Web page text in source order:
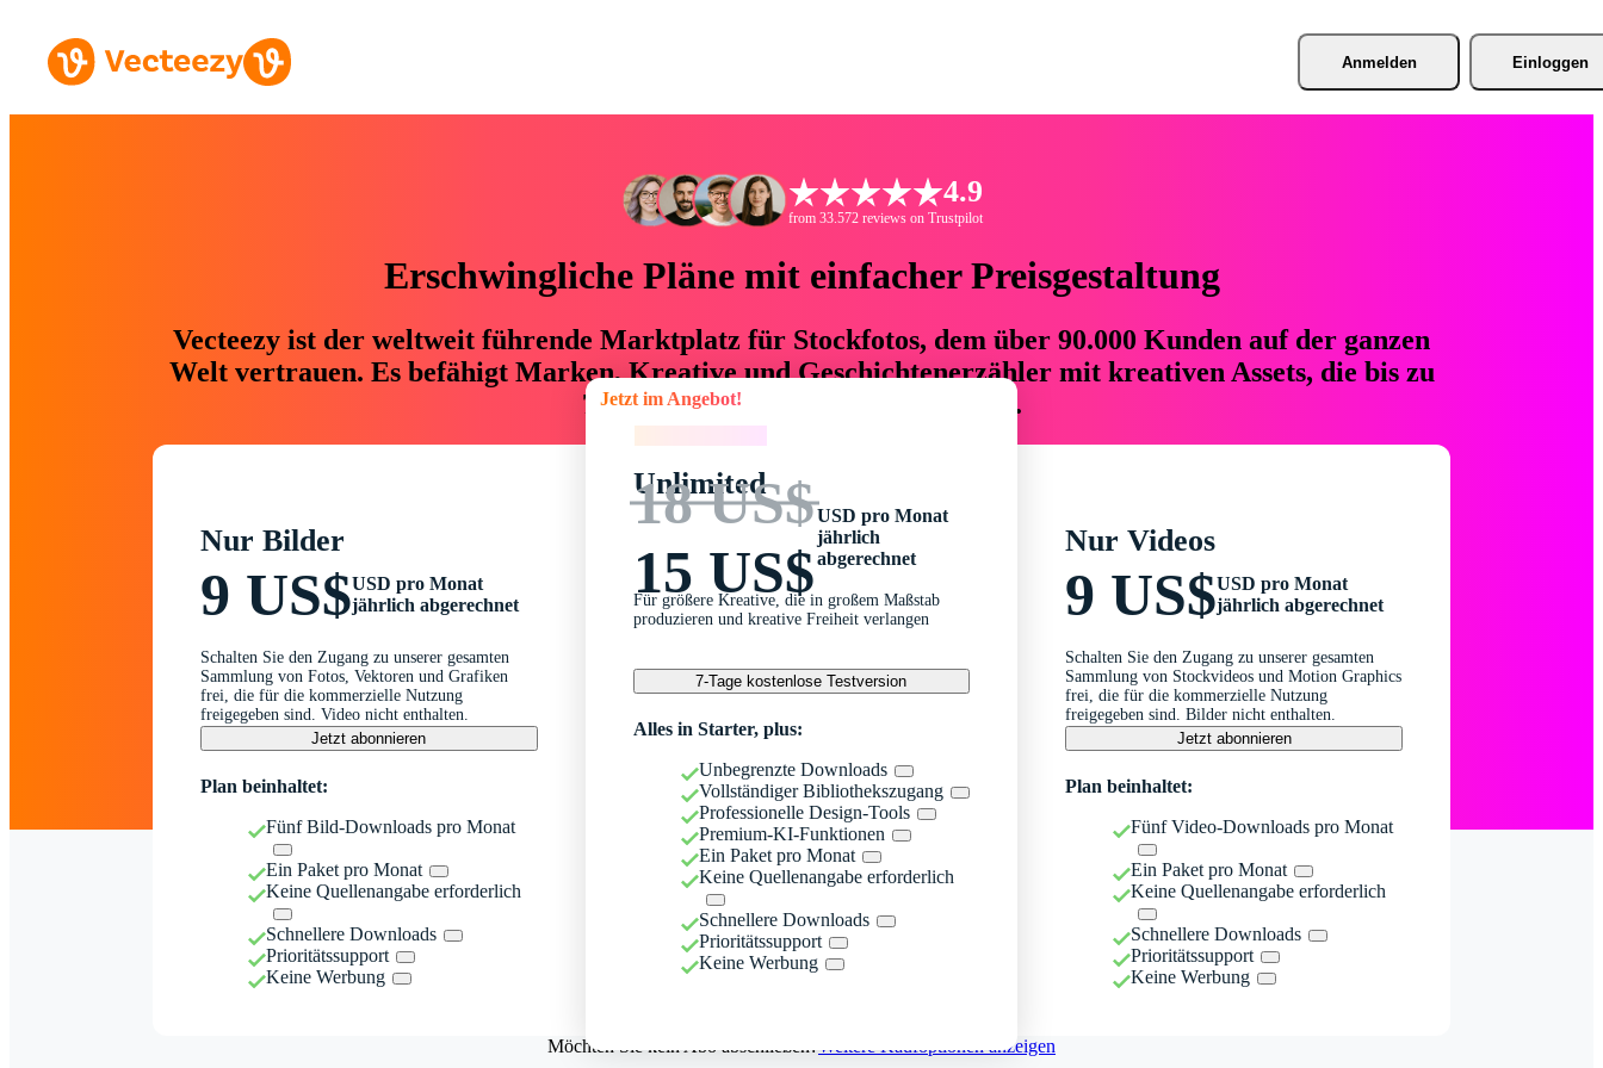
Anmelden Einloggen
4.9
from 33.572 reviews on Trustpilot
Erschwingliche Pläne mit einfacher Preisgestaltung
Vecteezy ist der weltweit führende Marktplatz für Stockfotos, dem über 90.000 Kunden auf der ganzen
Welt vertrauen. Es befähigt Marken, Kreative und Geschichtenerzähler mit kreativen Assets, die bis zu
76 % an Zeit und Budget einsparen.
Nur Bilder
9 US$USD pro Monat
jährlich abgerechnet
Schalten Sie den Zugang zu unserer gesamten
Sammlung von Fotos, Vektoren und Grafiken
frei, die für die kommerzielle Nutzung
freigegeben sind. Video nicht enthalten.
Jetzt abonnieren
Plan beinhaltet:
Fünf Bild-Downloads pro Monat
Ein Paket pro Monat
Keine Quellenangabe erforderlich
Schnellere Downloads
Prioritätssupport
Keine Werbung
Jetzt im Angebot!
Unlimited
18 US$
15 US$
USD pro Monat
jährlich
abgerechnet
Für größere Kreative, die in großem Maßstab
produzieren und kreative Freiheit verlangen
7-Tage kostenlose Testversion
Alles in Starter, plus:
Unbegrenzte Downloads
Vollständiger Bibliothekszugang
Professionelle Design-Tools
Premium-KI-Funktionen
Ein Paket pro Monat
Keine Quellenangabe erforderlich
Schnellere Downloads
Prioritätssupport
Keine Werbung
Nur Videos
9 US$USD pro Monat
jährlich abgerechnet
Schalten Sie den Zugang zu unserer gesamten
Sammlung von Stockvideos und Motion Graphics
frei, die für die kommerzielle Nutzung
freigegeben sind. Bilder nicht enthalten.
Jetzt abonnieren
Plan beinhaltet:
Fünf Video-Downloads pro Monat
Ein Paket pro Monat
Keine Quellenangabe erforderlich
Schnellere Downloads
Prioritätssupport
Keine Werbung
Möchten Sie kein Abo abschließen?Weitere Kaufoptionen anzeigen